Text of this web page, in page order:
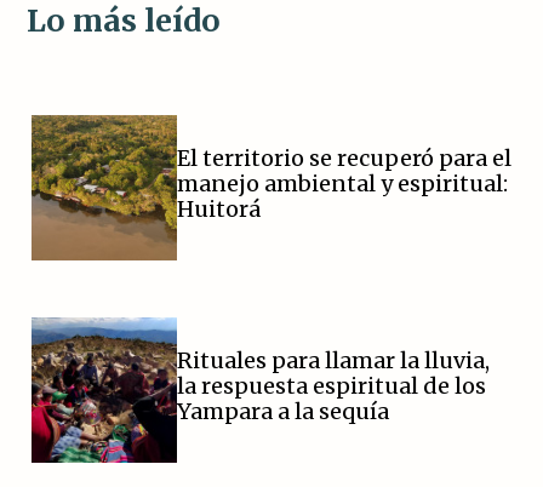
Lo más leído
El territorio se recuperó para el
manejo ambiental y espiritual:
Huitorá
Rituales para llamar la lluvia,
la respuesta espiritual de los
Yampara a la sequía